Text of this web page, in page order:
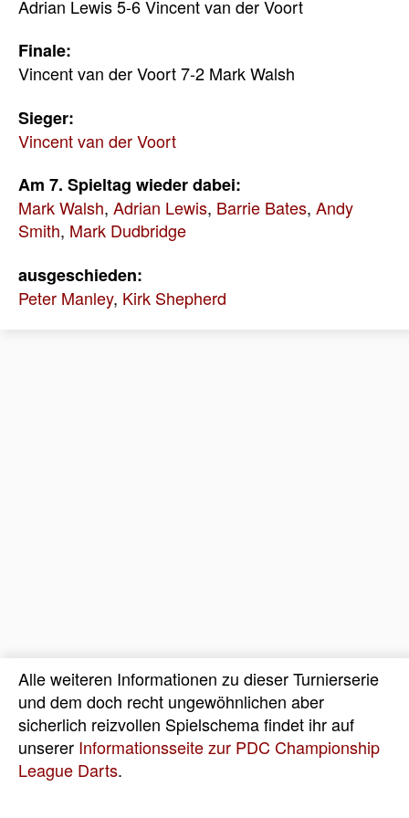
Adrian Lewis 5-6 Vincent van der Voort
Finale:
Vincent van der Voort 7-2 Mark Walsh
Sieger:
Vincent van der Voort
Am 7. Spieltag wieder dabei:
Mark Walsh, Adrian Lewis, Barrie Bates, Andy
Smith, Mark Dudbridge
ausgeschieden:
Peter Manley, Kirk Shepherd
Alle weiteren Informationen zu dieser Turnierserie
und dem doch recht ungewöhnlichen aber
sicherlich reizvollen Spielschema findet ihr auf
unserer Informationsseite zur PDC Championship
League Darts.